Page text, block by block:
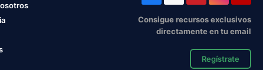
Consigue recursos exclusivos
directamente en tu email
Regístrate